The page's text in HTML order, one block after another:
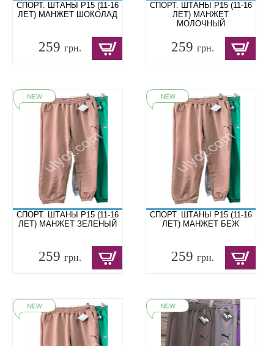
СПОРТ. ШТАНЫ P15 (11-16
ЛЕТ) МАНЖЕТ ШОКОЛАД
259 грн.
СПОРТ. ШТАНЫ P15 (11-16
ЛЕТ) МАНЖЕТ
МОЛОЧНЫЙ
259грн.
СПОРТ. ШТАНЫ P15 (11-16
ЛЕТ) МАНЖЕТ ЗЕЛЕНЫЙ
259 грн.
СПОРТ. ШТАНЫ P15 (11-16
ЛЕТ) МАНЖЕТ БЕЖ
259грн.